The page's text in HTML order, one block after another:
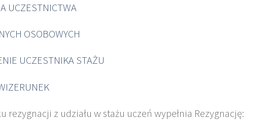
UCZESTNICTWA
OSOBOWYCH
UCZESTNIKA STAŻU
rezygnacji z udziału w stażu uczeń wypełnia Rezygnację: